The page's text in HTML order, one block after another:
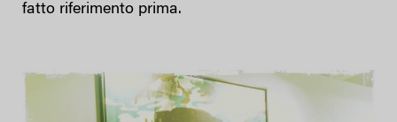
fatto riferimento prima.